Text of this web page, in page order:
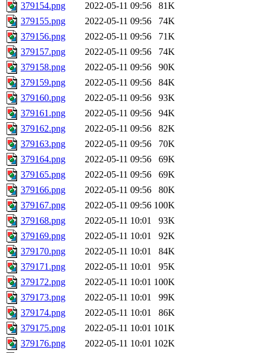
379154.png
2022-05-11 09:56
81K
379155.png
2022-05-11 09:56
74K
379156.png
2022-05-11 09:56
71K
379157.png
2022-05-11 09:56
74K
379158.png
2022-05-11 09:56
90K
379159.png
2022-05-11 09:56
84K
379160.png
2022-05-11 09:56
93K
379161.png
2022-05-11 09:56
94K
379162.png
2022-05-11 09:56
82K
379163.png
2022-05-11 09:56
70K
379164.png
2022-05-11 09:56
69K
379165.png
2022-05-11 09:56
69K
379166.png
2022-05-11 09:56
80K
379167.png
2022-05-11 09:56 100K
379168.png
2022-05-11 10:01
93K
379169.png
2022-05-11 10:01
92K
379170.png
2022-05-11 10:01
84K
379171.png
2022-05-11 10:01
95K
379172.png
2022-05-11 10:01 100K
379173.png
2022-05-11 10:01
99K
379174.png
2022-05-11 10:01
86K
379175.png
2022-05-11 10:01 101K
379176.png
2022-05-11 10:01 102K